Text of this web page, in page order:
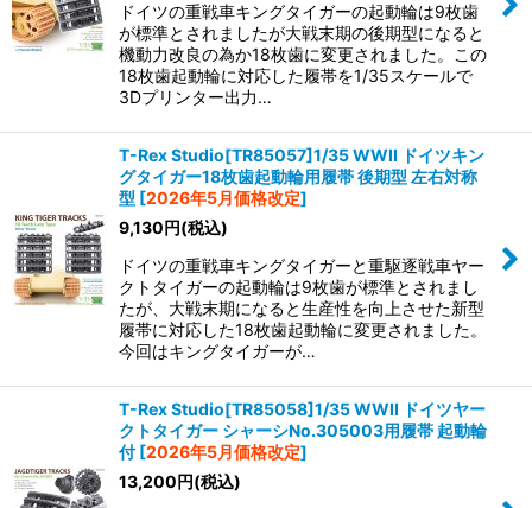
ドイツの重戦車キングタイガーの起動輪は9枚歯
が標準とされましたが大戦末期の後期型になると
機動力改良の為か18枚歯に変更されました。この
18枚歯起動輪に対応した履帯を1/35スケールで
3Dプリンター出力…
T-Rex Studio[TR85057]1/35 WWII ドイツキン
グタイガー18枚歯起動輪用履帯 後期型 左右対称
型 [2026年5月価格改定]
9,130円(税込)
ドイツの重戦車キングタイガーと重駆逐戦車ヤー
クトタイガーの起動輪は9枚歯が標準とされまし
たが、大戦末期になると生産性を向上させた新型
履帯に対応した18枚歯起動輪に変更されました。
今回はキングタイガーが…
T-Rex Studio[TR85058]1/35 WWII ドイツヤー
クトタイガー シャーシNo.305003用履帯 起動輪
付 [2026年5月価格改定]
13,200円(税込)